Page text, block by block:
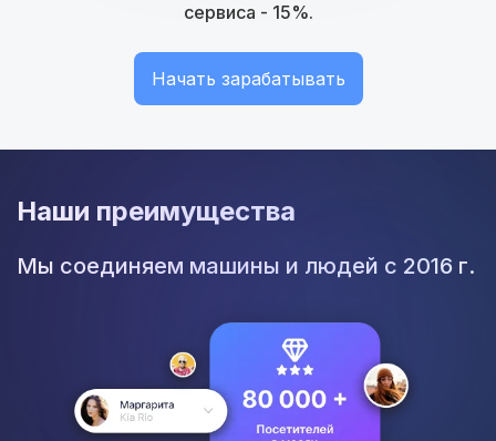
сервиса - 15%.
Начать зарабатывать
Наши преимущества
Мы соединяем машины и людей с 2016 г.